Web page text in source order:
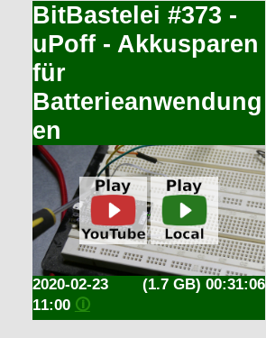
BitBastelei #373 -
uPoff - Akkusparen
für
Batterieanwendung
en
(1.7 GB) 00:31:06
2020-02-23
11:00 🛈